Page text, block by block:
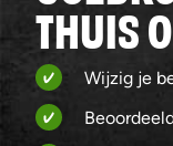
THUIS
Wijzig je